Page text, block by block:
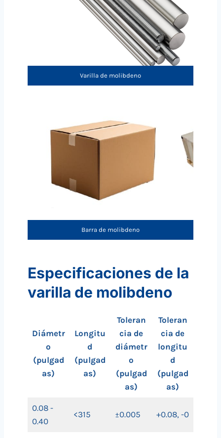
Varilla de molibdeno
Barra de molibdeno
Especificaciones de la
varilla de molibdeno
Diámetr
o
(pulgad
as)
Longitu
d
(pulgad
as)
Toleran
cia de
diámetr
o
(pulgad
as)
Toleran
cia de
longitu
d
(pulgad
as)
0.08 -
0.40
<315 ±0.005 +0.08, -0